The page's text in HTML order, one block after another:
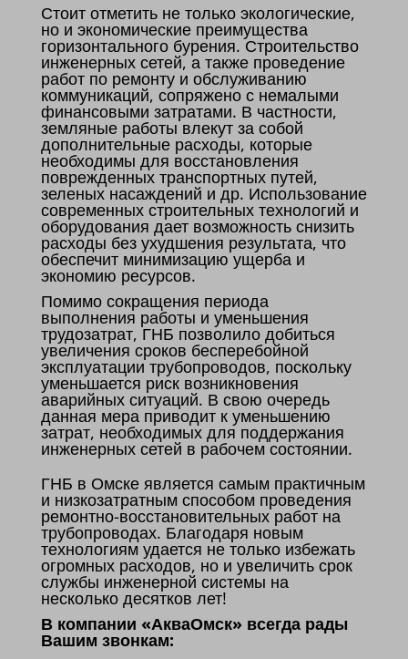
Стоит отметить не только экологические,
но и экономические преимущества
горизонтального бурения. Строительство
инженерных сетей, а также проведение
работ по ремонту и обслуживанию
коммуникаций, сопряжено с немалыми
финансовыми затратами. В частности,
земляные работы влекут за собой
дополнительные расходы, которые
необходимы для восстановления
поврежденных транспортных путей,
зеленых насаждений и др. Использование
современных строительных технологий и
оборудования дает возможность снизить
расходы без ухудшения результата, что
обеспечит минимизацию ущерба и
экономию ресурсов.
Помимо сокращения периода
выполнения работы и уменьшения
трудозатрат, ГНБ позволило добиться
увеличения сроков бесперебойной
эксплуатации трубопроводов, поскольку
уменьшается риск возникновения
аварийных ситуаций. В свою очередь
данная мера приводит к уменьшению
затрат, необходимых для поддержания
инженерных сетей в рабочем состоянии.
ГНБ в Омске является самым практичным
и низкозатратным способом проведения
ремонтно-восстановительных работ на
трубопроводах. Благодаря новым
технологиям удается не только избежать
огромных расходов, но и увеличить срок
службы инженерной системы на
несколько десятков лет!
В компании «АкваОмск» всегда рады
Вашим звонкам: